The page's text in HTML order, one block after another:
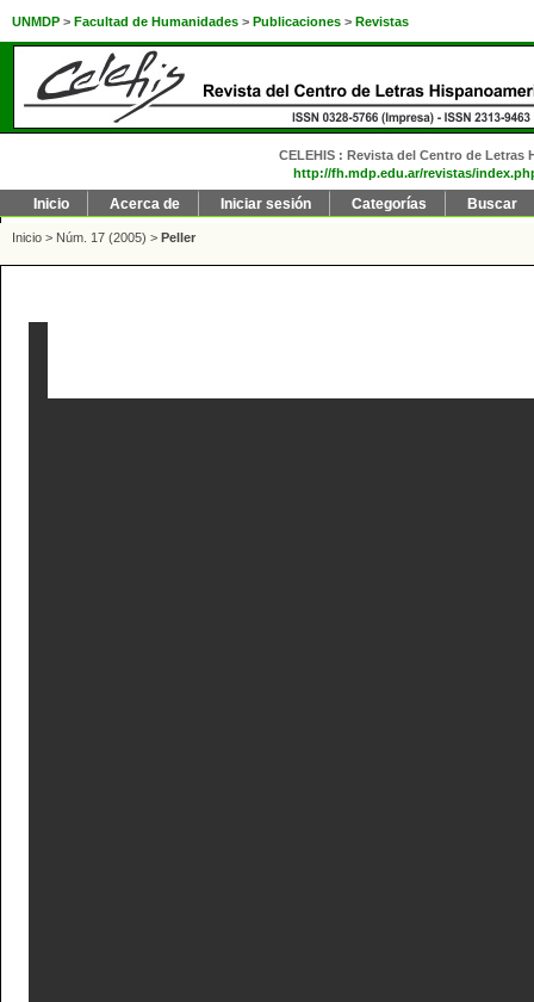
UNMDP > Facultad de Humanidades > Publicaciones > Revistas
CELEHIS : Revista del Centro de
http://fh.mdp.edu.ar/revistas/
Inicio Acerca de Iniciar sesión Categorías Buscar
Inicio > Núm. 17 (2005) > Peller